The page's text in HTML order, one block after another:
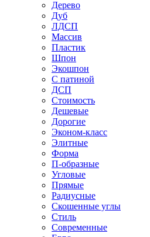
Дерево
Дуб
ЛДСП
Массив
Пластик
Шпон
Экошпон
С патиной
ДСП
Стоимость
Дешевые
Дорогие
Эконом-класс
Элитные
Форма
П-образные
Угловые
Прямые
Радиусные
Скошенные углы
Стиль
Современные